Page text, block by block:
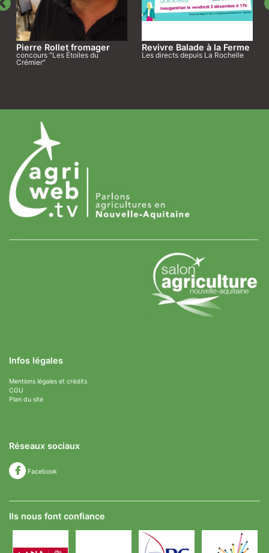
Pierre Rollet fromager
concours "Les Étoiles du
Crémier"
Revivre Balade à la Ferme
Les directs depuis La Rochelle
Infos légales
Mentions légales et crédits
CGU
Plan du site
Réseaux sociaux
Facebook
Ils nous font confiance